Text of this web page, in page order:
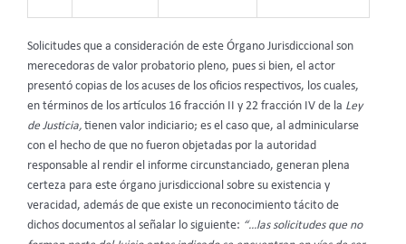
Solicitudes que a consideración de este Órgano Jurisdiccional son
merecedoras de valor probatorio pleno, pues si bien, el actor
presentó copias de los acuses de los oficios respectivos, los cuales,
en términos de los artículos 16 fracción II y 22 fracción IV de la Ley
de Justicia, tienen valor indiciario; es el caso que, al adminicularse
con el hecho de que no fueron objetadas por la autoridad
responsable al rendir el informe circunstanciado, generan plena
certeza para este órgano jurisdiccional sobre su existencia y
veracidad, además de que existe un reconocimiento tácito de
dichos documentos al señalar lo siguiente: “…las solicitudes que no